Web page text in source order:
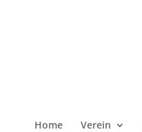
Home Verein